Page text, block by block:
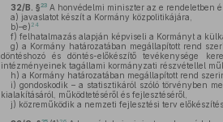
32/B. §23 A honvédelmi miniszter az e rendeletben
a) javaslatot készít a Kormány közpolitikájára,
b)–e) 24
f) felhatalmazás alapján képviseli a Kormányt a
g) a Kormány határozatában megállapított rend
döntéshozó és döntés-előkészítő tevékenysége
intézményeinek tagállami kormányzati részvétellel
h) a Kormány határozatában megállapított rend
i) gondoskodik – a statisztikáról szóló törvényben
kialakításáról, működtetéséről és fejlesztéséről,
j) közreműködik a nemzeti fejlesztési terv